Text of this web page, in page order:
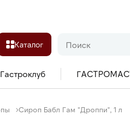
Каталог
Гастроклуб
Сироп Бабл Гам "Дроппи", 1 л